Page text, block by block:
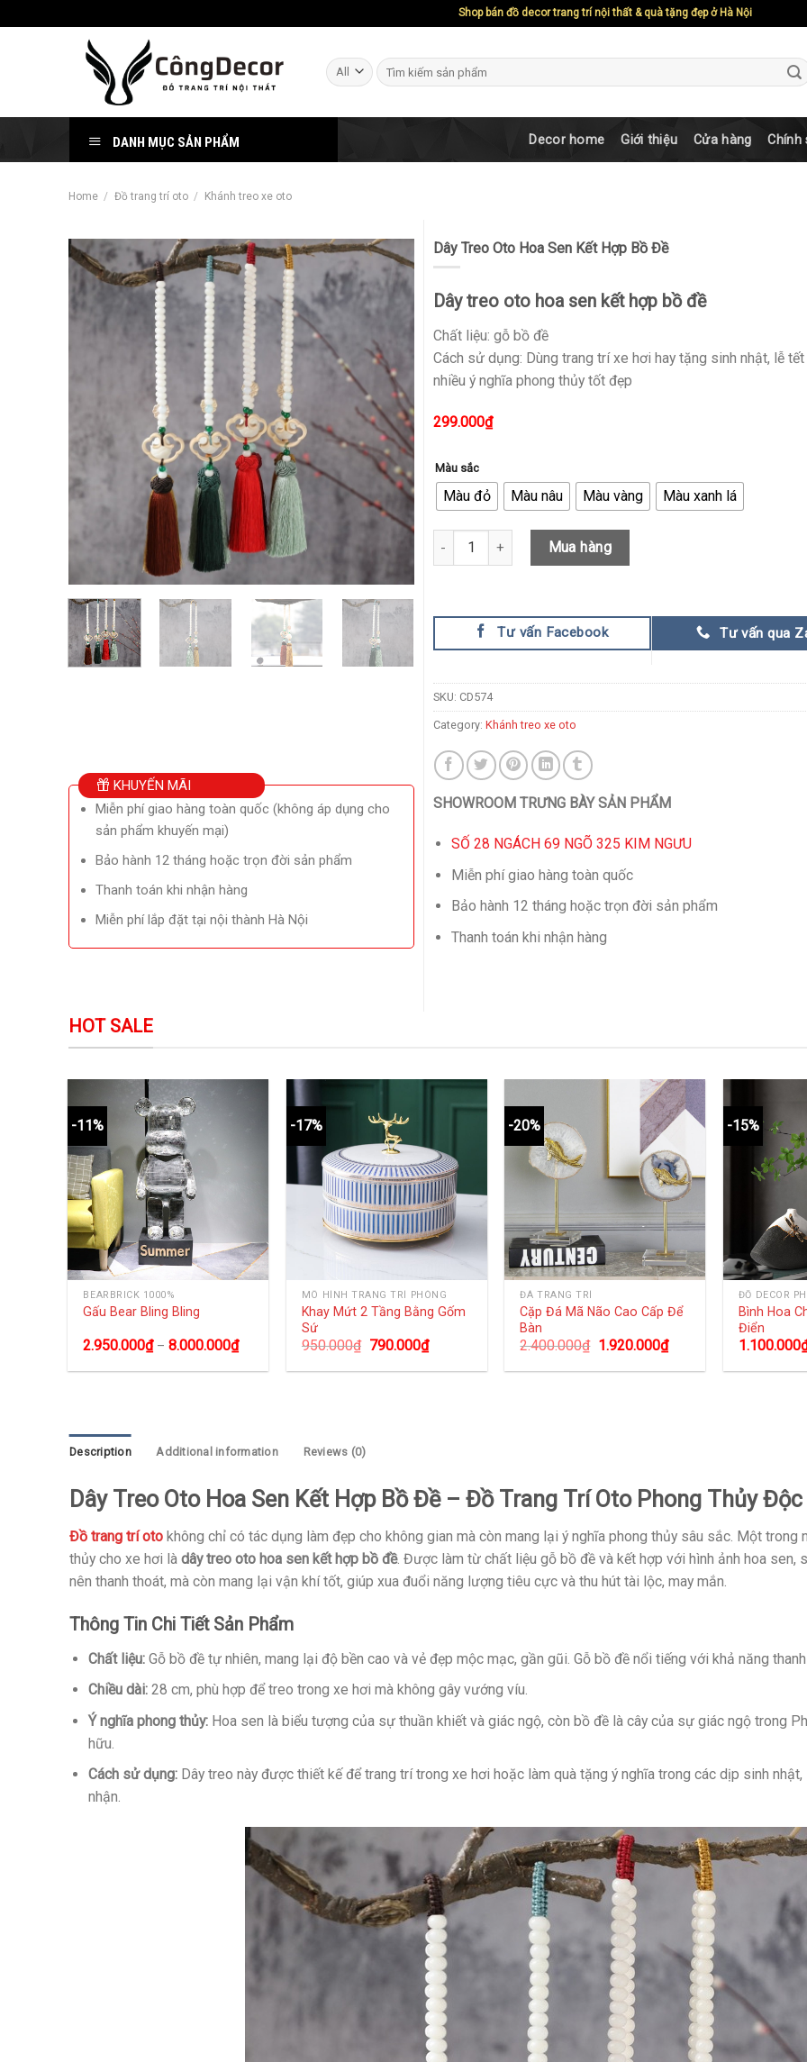
Shop bán đồ decor trang trí nội thất & quà tặng đẹp ở Hà Nội
Search
for:
DANH MỤC SẢN PHẨM Decor home Giới thiệu Cửa hàng Chính
Home / Đồ trang trí oto / Khánh treo xe oto
KHUYẾN MÃI
Miễn phí giao hàng toàn quốc (không áp dụng cho
sản phẩm khuyến mại)
Bảo hành 12 tháng hoặc trọn đời sản phẩm
Thanh toán khi nhận hàng
Miễn phí lắp đặt tại nội thành Hà Nội
Dây Treo Oto Hoa Sen Kết Hợp Bồ Đề
Dây treo oto hoa sen kết hợp bồ đề
Chất liệu: gỗ bồ đề
Cách sử dụng: Dùng trang trí xe hơi hay tặng sinh nhật, lễ tết
nhiều ý nghĩa phong thủy tốt đẹp
299.000₫
Màu sắc
Màu đỏ Màu nâu Màu vàng Màu xanh lá
Dây Treo Oto Hoa Sen Kết Hợp Bồ Đề quantity
Mua hàng
Tư vấn Facebook Tư vấn qua
SKU: CD574
Category: Khánh treo xe oto
SHOWROOM TRƯNG BÀY SẢN PHẨM
SỐ 28 NGÁCH 69 NGÕ 325 KIM NGƯU
Miễn phí giao hàng toàn quốc
Bảo hành 12 tháng hoặc trọn đời sản phẩm
Thanh toán khi nhận hàng
HOT SALE
-11%
BEARBRICK 1000%
Gấu Bear Bling Bling
2.950.000₫–8.000.000₫
-17%
MÔ HÌNH TRANG TRÍ PHÒNG
Khay Mứt 2 Tầng Bằng Gốm
Sứ
950.000₫ 790.000₫
-20%
ĐÁ TRANG TRÍ
Cặp Đá Mã Não Cao Cấp Để
Bàn
2.400.000₫ 1.920.000₫
-15%
ĐỒ DECOR
Bình Hoa
Điển
1.100.000
Description Additional information Reviews (0)
Dây Treo Oto Hoa Sen Kết Hợp Bồ Đề – Đồ Trang Trí Oto Phong Thủy
Đồ trang trí oto không chỉ có tác dụng làm đẹp cho không gian mà còn mang lại ý nghĩa phong thủy sâu sắc. Một
thủy cho xe hơi là dây treo oto hoa sen kết hợp bồ đề. Được làm từ chất liệu gỗ bồ đề và kết hợp với hình ảnh hoa sen,
nên thanh thoát, mà còn mang lại vận khí tốt, giúp xua đuổi năng lượng tiêu cực và thu hút tài lộc, may mắn.
Thông Tin Chi Tiết Sản Phẩm
Chất liệu:Gỗ bồ đề tự nhiên, mang lại độ bền cao và vẻ đẹp mộc mạc, gần gũi. Gỗ bồ đề nổi tiếng với khả năng
Chiều dài:28 cm, phù hợp để treo trong xe hơi mà không gây vướng víu.
Ý nghĩa phong thủy:Hoa sen là biểu tượng của sự thuần khiết và giác ngộ, còn bồ đề là cây của sự giác ngộ trong
hữu.
Cách sử dụng:Dây treo này được thiết kế để trang trí trong xe hơi hoặc làm quà tặng ý nghĩa trong các dịp sinh
nhận.